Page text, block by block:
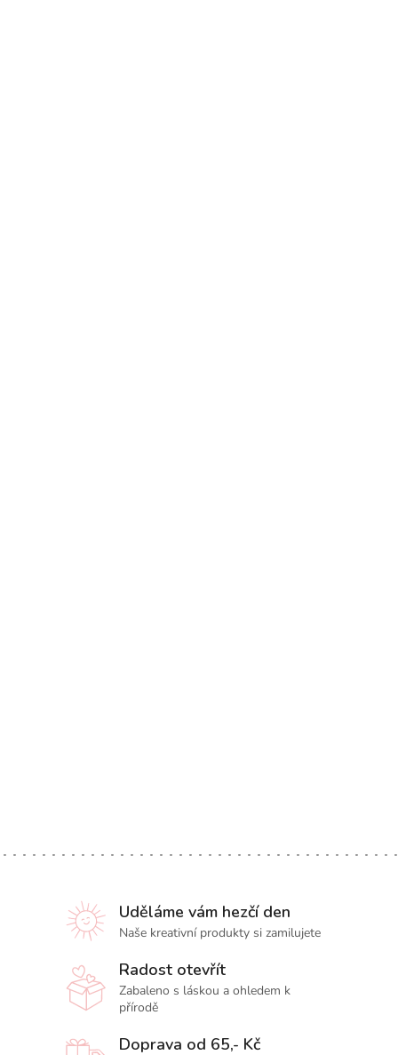
Uděláme vám hezčí den
Naše kreativní produkty si zamilujete
Radost otevřít
Zabaleno s láskou a ohledem k
přírodě
Doprava od 65,- Kč